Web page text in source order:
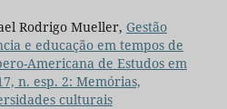
Rodrigo Mueller, Gestão
e educação em tempos de
Americana de Estudos em
n. esp. 2: Memórias,
culturais